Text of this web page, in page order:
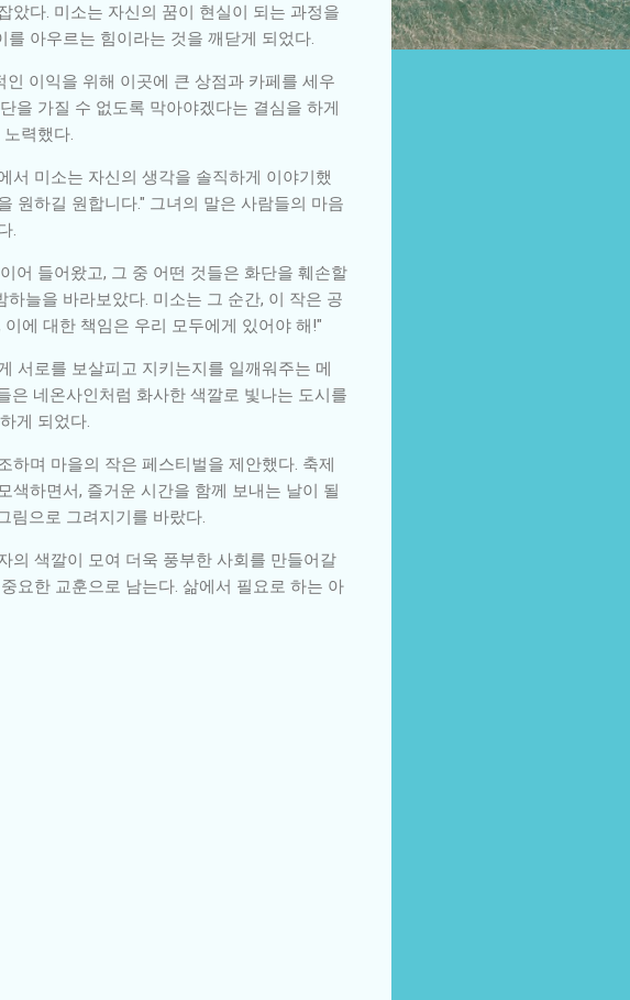
았다. 미소는 자신의 꿈이 현실이 되는 과정을
아우르는 힘이라는 것을 깨닫게 되었다.
이익을 위해 이곳에 큰 상점과 카페를 세우
을 가질 수 없도록 막아야겠다는 결심을 하게
력했다.
서 미소는 자신의 생각을 솔직하게 이야기했
원하길 원합니다." 그녀의 말은 사람들의 마음
.
어 들어왔고, 그 중 어떤 것들은 화단을 훼손할
늘을 바라보았다. 미소는 그 순간, 이 작은 공
에 대한 책임은 우리 모두에게 있어야 해!"
서로를 보살피고 지키는지를 일깨워주는 메
은 네온사인처럼 화사한 색깔로 빛나는 도시를
게 되었다.
하며 마을의 작은 페스티벌을 제안했다. 축제
색하면서, 즐거운 시간을 함께 보내는 날이 될
림으로 그려지기를 바랐다.
의 색깔이 모여 더욱 풍부한 사회를 만들어갈
요한 교훈으로 남는다. 삶에서 필요로 하는 아